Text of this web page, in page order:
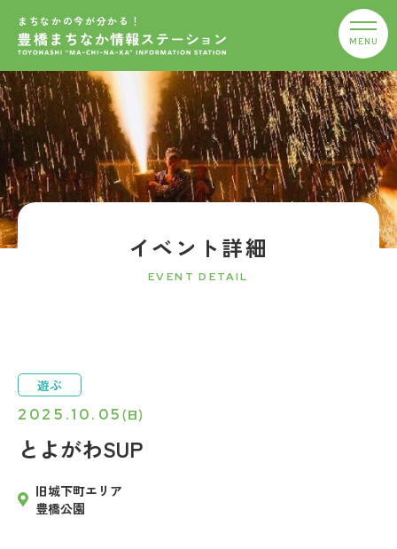
まちなかの今が分かる！
イベント詳細
EVENT DETAIL
とよがわSUP
2025.10.05 (日)
遊ぶ
旧城下町エリア
豊橋公園